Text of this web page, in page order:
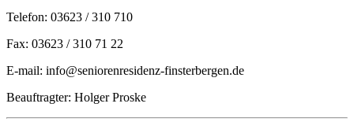
Telefon: 03623 / 310 710
Fax: 03623 / 310 71 22
E-mail: info@seniorenresidenz-finsterbergen.de
Beauftragter: Holger Proske